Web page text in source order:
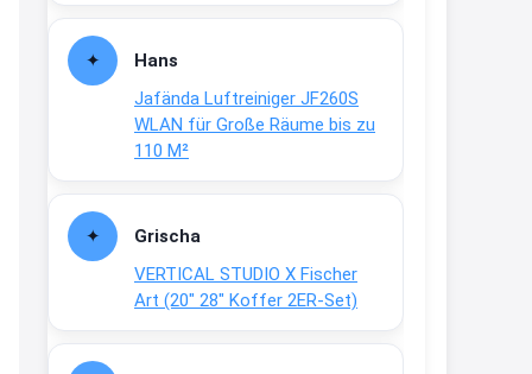
Hans
Jafända Luftreiniger JF260S
WLAN für Große Räume bis zu
110 M²
Grischa
VERTICAL STUDIO X Fischer
Art (20″ 28″ Koffer 2ER-Set)
Fielmann-Blinkis mehr / wurde
www.fielmann-
group.com/blinkis...
13:44
dich zu sehen, alles gut?
15:01